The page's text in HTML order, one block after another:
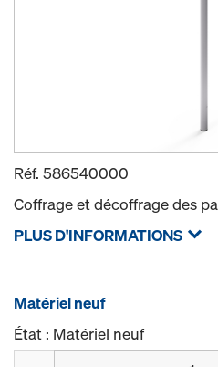
Réf. 586540000
Coffrage et décoffrage des
PLUS D'INFORMATIONS
Matériel neuf
État : Matériel neuf